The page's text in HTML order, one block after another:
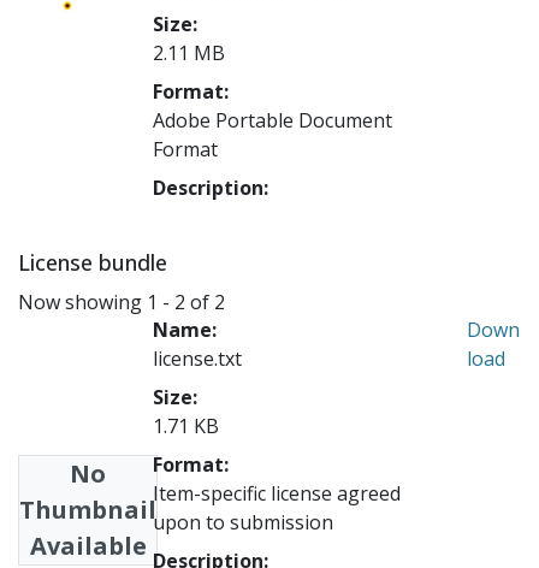
Size:
2.11 MB
Format:
Adobe Portable Document
Format
Description:
License bundle
Now showing 1 - 2 of 2
No
Thumbnail
Available
Name:
license.txt
Size:
1.71 KB
Format:
Item-specific license agreed
upon to submission
Description:
Down
load